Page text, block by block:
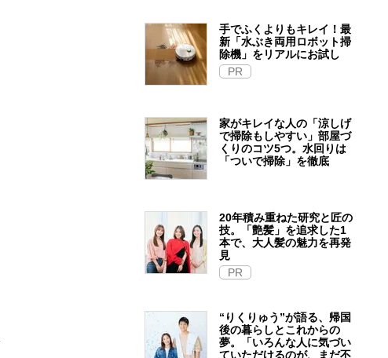
手でふくよりもキレイ！最
新「水ぶき両用ロボット掃
除機」をリアルにお試し
PR
家がキレイな人の「涼しげ
で掃除もしやすい」部屋づ
くりのコツ5つ。水回りは
「ついで掃除」を徹底
20年積み重ねた研究と匠の
技。「艶髪」を追求した1
本で、大人髪の魅力を再発
見
PR
“りくりゅう”が語る、帰国
後の暮らしとこれからの
夢。「いろんな人に気づい
ていただけるのが、まだ不